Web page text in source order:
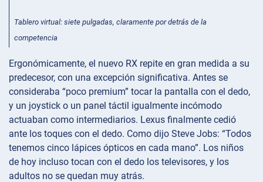
Tablero virtual: siete pulgadas, claramente por detrás de la
competencia
Ergonómicamente, el nuevo RX repite en gran medida a su
predecesor, con una excepción significativa. Antes se
consideraba “poco premium” tocar la pantalla con el dedo,
y un joystick o un panel táctil igualmente incómodo
actuaban como intermediarios. Lexus finalmente cedió
ante los toques con el dedo. Como dijo Steve Jobs: “Todos
tenemos cinco lápices ópticos en cada mano”. Los niños
de hoy incluso tocan con el dedo los televisores, y los
adultos no se quedan muy atrás.